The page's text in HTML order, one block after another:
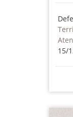
15/